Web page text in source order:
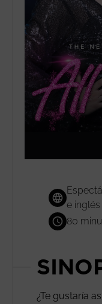
e inglés
80
¿Te gustaría